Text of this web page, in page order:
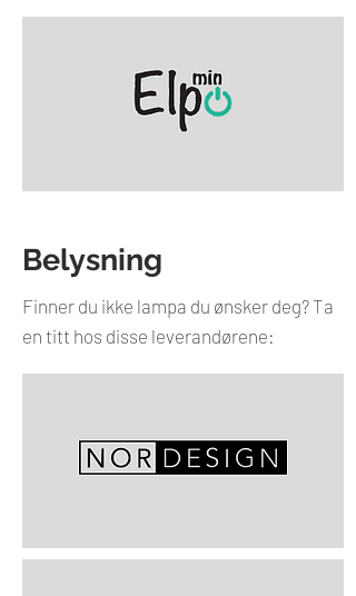
Belysning
Finner du ikke lampa du ønsker deg? Ta
en titt hos disse leverandørene: